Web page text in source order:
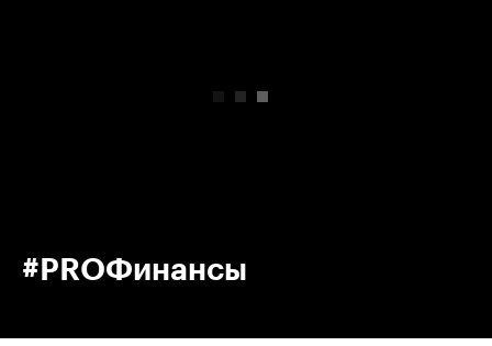
#PROФинансы